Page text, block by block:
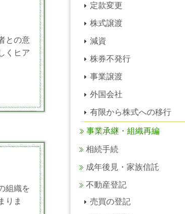
との意
くヒア
組織を
りま
定款変更
株式譲渡
減資
株券不発行
事業譲渡
外国会社
有限から株式への移行
事業承継・組織再編
相続手続
成年後見・家族信託
不動産登記
売買の登記